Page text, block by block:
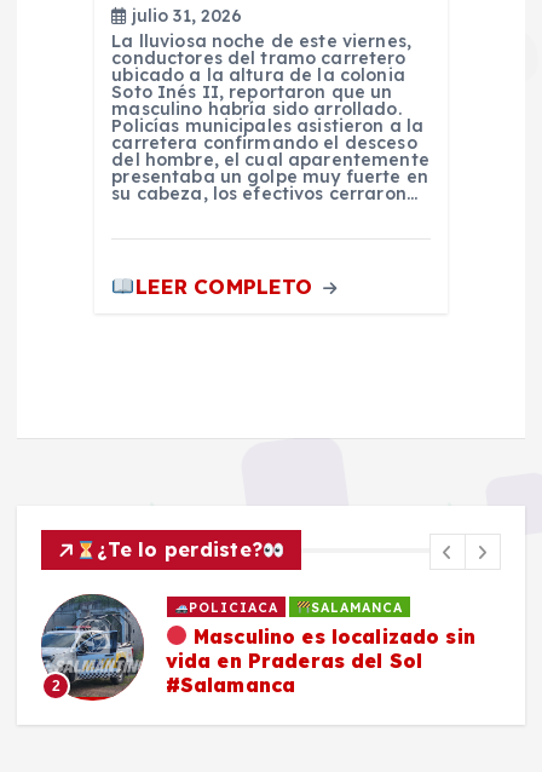
julio 31, 2026
La lluviosa noche de este viernes,
conductores del tramo carretero
ubicado a la altura de la colonia
Soto Inés II, reportaron que un
masculino habría sido arrollado.
Policías municipales asistieron a la
carretera confirmando el desceso
del hombre, el cual aparentemente
presentaba un golpe muy fuerte en
su cabeza, los efectivos cerraron…
LEER COMPLETO
¿Te lo perdiste?
2
POLICIACA SALAMANCA
Masculino es localizado sin
vida en Praderas del Sol
#Salamanca